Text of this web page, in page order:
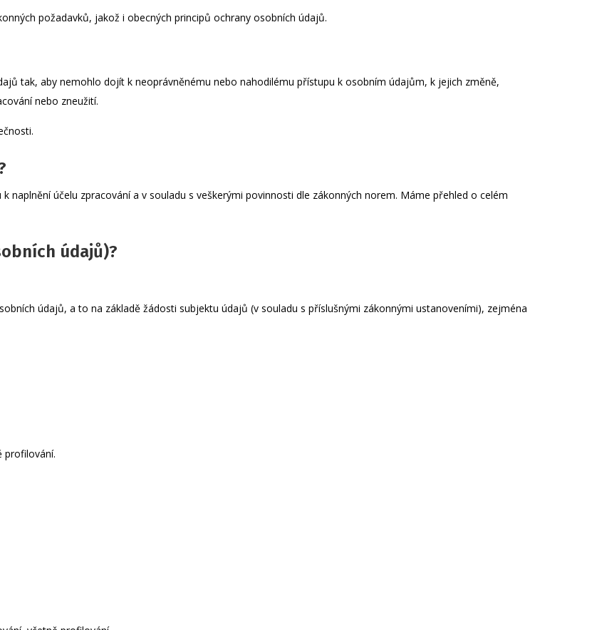
požadavků, jakož i obecných principů ochrany osobních údajů.
tak, aby nemohlo dojít k neoprávněnému nebo nahodilému přístupu k osobním údajům, k jejich změně,
nebo zneužití.
naplnění účelu zpracování a v souladu s veškerými povinnosti dle zákonných norem. Máme přehled o celém
údajů)?
údajů, a to na základě žádosti subjektu údajů (v souladu s příslušnými zákonnými ustanoveními), zejména
profilování.